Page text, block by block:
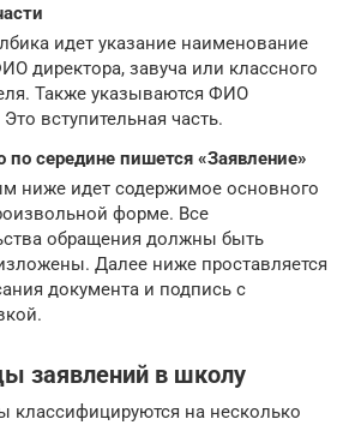
идет указание наименование
директора, завуча или классного
Также указываются ФИО
вступительная часть.
по середине пишется «Заявление»
ниже идет содержимое основного
форме. Все
обращения должны быть
Далее ниже проставляется
документа и подпись с
заявлений в школу
классифицируются на несколько